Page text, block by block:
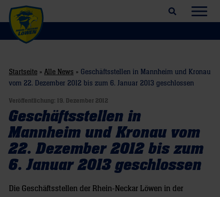
Suchfeld öffnen
Startseite » Alle News » Geschäftsstellen in Mannheim und Kronau
vom 22. Dezember 2012 bis zum 6. Januar 2013 geschlossen
Veröffentlichung: 19. Dezember 2012
Geschäftsstellen in
Mannheim und Kronau vom
22. Dezember 2012 bis zum
6. Januar 2013 geschlossen
Die Geschäftsstellen der Rhein-Neckar Löwen in der